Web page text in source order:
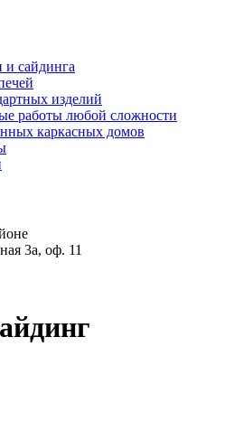
и сайдинга
изделий
работы любой сложности
каркасных домов
3а, оф. 11